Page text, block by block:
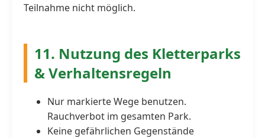
Teilnahme nicht möglich.
11. Nutzung des Kletterparks
& Verhaltensregeln
Nur markierte Wege benutzen.
Rauchverbot im gesamten Park.
Keine gefährlichen Gegenstände